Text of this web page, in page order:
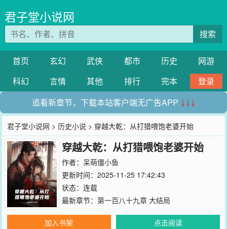
君子堂小说网
搜索
首页 玄幻 武侠 都市 历史
网游
科幻
言情 其他 排行 完本
登录
追看新章节，下载本站客户端无广告APP ↓↓↓
君子堂小说网 > 历史小说 > 穿越大乾：从打猎喂饱老婆开始
穿越大乾：从打猎喂饱老婆开始
作者： 呆萌僵小鱼
更新时间：2025-11-25 17:42:43
状态：连载
最新章节： 第一百八十九章 大结局
加入书架
点击阅读